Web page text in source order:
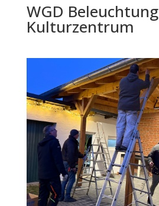
WGD Beleuchtung
Kulturzentrum